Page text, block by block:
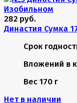
282 руб.
Династия Сумка
Срок
Вложений в
Вес 170 г
Нет в наличии